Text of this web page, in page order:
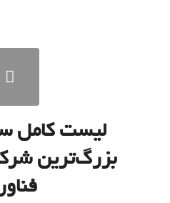
لیست کامل
بزرگ‌ترین